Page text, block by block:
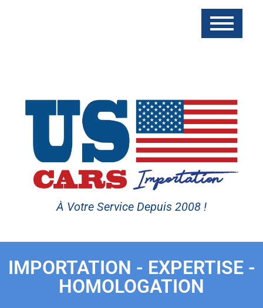
À Votre Service Depuis 2008 !
IMPORTATION - EXPERTISE -
HOMOLOGATION